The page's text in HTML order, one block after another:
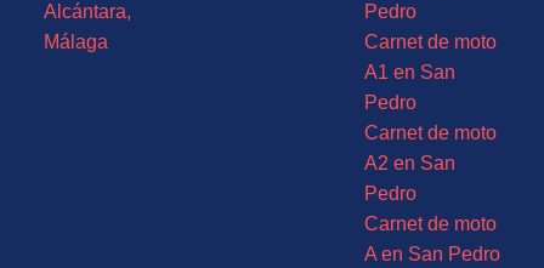
Alcántara,
Málaga
Pedro
Carnet de moto
A1 en San
Pedro
Carnet de moto
A2 en San
Pedro
Carnet de moto
A en San Pedro